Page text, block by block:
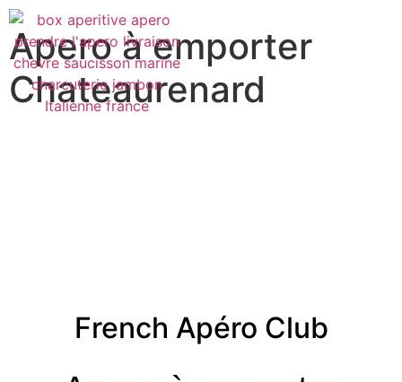
Apero à emporter
Chateaurenard
French Apéro Club